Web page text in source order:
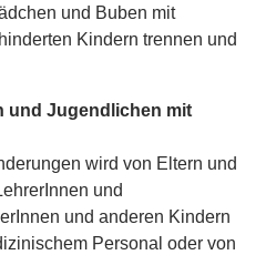
und Buben mit
Kindern trennen und
und Jugendlichen mit
wird von Eltern und
und
und anderen Kindern
Personal oder von